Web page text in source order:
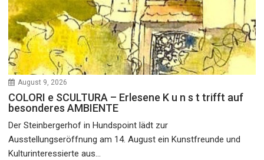
August 9, 2026
COLORI e SCULTURA – Erlesene K u n s t trifft auf
besonderes AMBIENTE
Der Steinbergerhof in Hundspoint lädt zur
Ausstellungseröffnung am 14. August ein Kunstfreunde und
Kulturinteressierte aus...